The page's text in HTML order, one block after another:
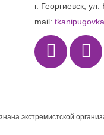
г. Георгиевск,
mail:
экстремистской